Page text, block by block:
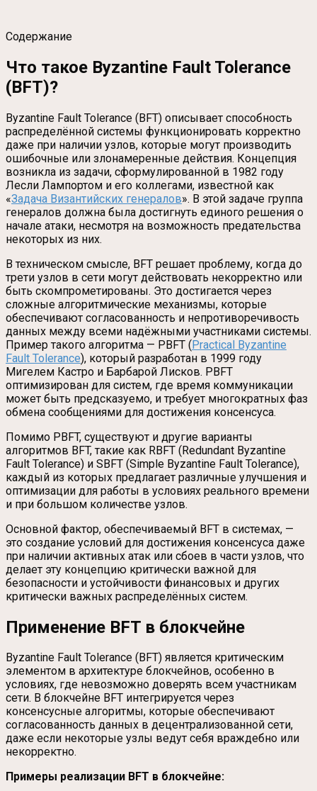
Содержание
Что такое Byzantine Fault Tolerance
(BFT)?
Byzantine Fault Tolerance (BFT) описывает способность
распределённой системы функционировать корректно
даже при наличии узлов, которые могут производить
ошибочные или злонамеренные действия. Концепция
возникла из задачи, сформулированной в 1982 году
Лесли Лампортом и его коллегами, известной как
«Задача Византийских генералов». В этой задаче группа
генералов должна была достигнуть единого решения о
начале атаки, несмотря на возможность предательства
некоторых из них.
В техническом смысле, BFT решает проблему, когда до
трети узлов в сети могут действовать некорректно или
быть скомпрометированы. Это достигается через
сложные алгоритмические механизмы, которые
обеспечивают согласованность и непротиворечивость
данных между всеми надёжными участниками системы.
Пример такого алгоритма — PBFT (Practical Byzantine
Fault Tolerance), который разработан в 1999 году
Мигелем Кастро и Барбарой Лисков. PBFT
оптимизирован для систем, где время коммуникации
может быть предсказуемо, и требует многократных фаз
обмена сообщениями для достижения консенсуса.
Помимо PBFT, существуют и другие варианты
алгоритмов BFT, такие как RBFT (Redundant Byzantine
Fault Tolerance) и SBFT (Simple Byzantine Fault Tolerance),
каждый из которых предлагает различные улучшения и
оптимизации для работы в условиях реального времени
и при большом количестве узлов.
Основной фактор, обеспечиваемый BFT в системах, —
это создание условий для достижения консенсуса даже
при наличии активных атак или сбоев в части узлов, что
делает эту концепцию критически важной для
безопасности и устойчивости финансовых и других
критически важных распределённых систем.
Применение BFT в блокчейне
Byzantine Fault Tolerance (BFT) является критическим
элементом в архитектуре блокчейнов, особенно в
условиях, где невозможно доверять всем участникам
сети. В блокчейне BFT интегрируется через
консенсусные алгоритмы, которые обеспечивают
согласованность данных в децентрализованной сети,
даже если некоторые узлы ведут себя враждебно или
некорректно.
Примеры реализации BFT в блокчейне: